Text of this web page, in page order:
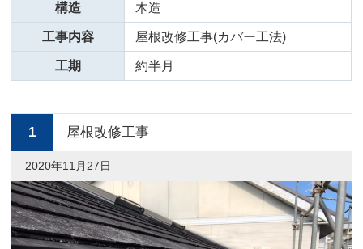
構造 木造
工事内容 屋根改修工事(カバー工法)
工期 約半月
1 屋根改修工事
2020年11月27日